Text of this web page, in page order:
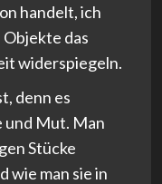
handelt, ich
das
widerspiegeln.
denn es
und Mut. Man
Stücke
wie man sie in